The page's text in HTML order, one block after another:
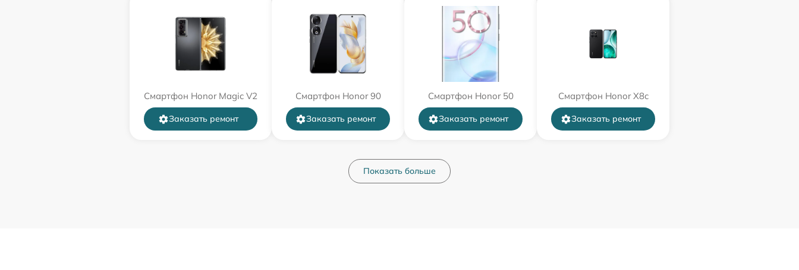
Смартфон Honor Magic V2
Заказать ремонт
Смартфон Honor 90
Заказать ремонт
Смартфон Honor 50
Заказать ремонт
Смартфон Honor X8c
Заказать ремонт
Показать больше